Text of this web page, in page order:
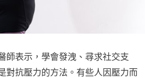
師表示，學會發洩、尋求社交支
對抗壓力的方法。有些人因壓力而